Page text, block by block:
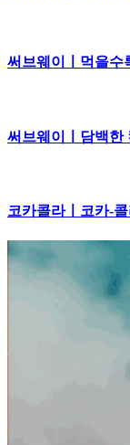
써브웨이ㅣ먹을수
써브웨이ㅣ담백한
코카콜라ㅣ코카-